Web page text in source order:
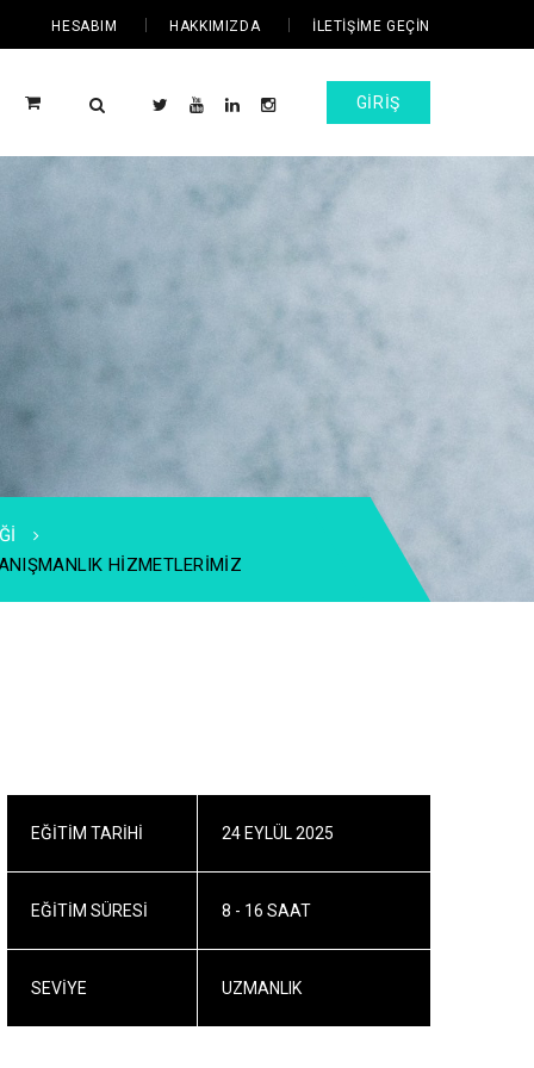
HESABIM HAKKIMIZDA İLETIŞIME GEÇIN
GIRIŞ
HIZMETLERIMIZ
EĞITIM TARIHI 24 EYLÜL 2025
EĞITIM SÜRESI 8 - 16 SAAT
SEVIYE UZMANLIK